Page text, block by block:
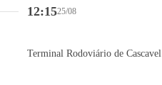
12:1525/08
Terminal Rodoviário de Cascavel